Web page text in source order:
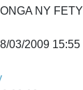
NY FETY
03/2009 15:55